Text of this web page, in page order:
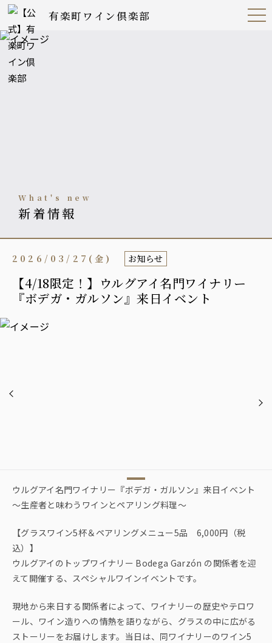
有楽町ワイン倶楽部 Open
Navig
what's new
新着情報
【4/18限定！】ウルグアイ名門ワイナリー
『ボデガ・ガルソン』来日イベント
2026/03/27(金) お知らせ
ウルグアイ名門ワイナリー『ボデガ・ガルソン』来日イベント
～生産者と味わうワインとペアリング料理～
【グラスワイン5杯＆ペアリングメニュー5品 6,000円（税
込）】
ウルグアイのトップワイナリー Bodega Garzón の関係者を迎
えて開催する、スペシャルワインイベントです。
現地から来日する関係者によって、ワイナリーの歴史やテロワ
ール、ワイン造りへの情熱を語りながら、グラスの中に広がる
ストーリーをお届けします。当日は、同ワイナリーのワイン5